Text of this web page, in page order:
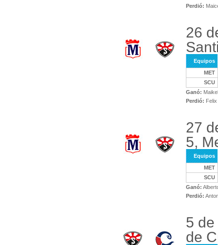
Perdió:
26
Equipos
MET
SCU
Ganó:
Perdió:
27
5,
Equipos
MET
SCU
Ganó:
Perdió:
5
de